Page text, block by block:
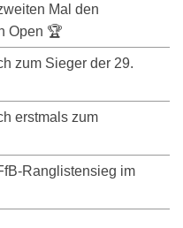
Mal den
Open 🏆
zum Sieger der 29.
erstmals zum
Ranglistensieg im